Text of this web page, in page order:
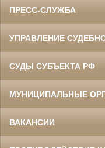
ПРЕСС-СЛУЖБА
УПРАВЛЕНИЕ
СУДЫ СУБЪЕКТА РФ
МУНИЦИПАЛЬНЫЕ
ВАКАНСИИ